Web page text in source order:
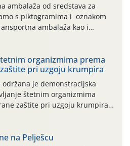
ambalaža od sredstava za
s piktogramima i oznakom
ambalaža kao i
koji nisu sredstva za zaštitu
gnojiva,) se ne
besplatni povrat
ovih tvrtki: AGROCHEM-MAKS,
(PINUS […]
organizmima prema
pri uzgoju krumpira
održana je demonstracijska
štetnim organizmima
zaštite pri uzgoju krumpira"
kraj naselja Belica (ARKOD
dio Međimurske županije).
na Pelješcu